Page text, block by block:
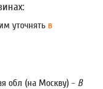
уточнять в
обл (на Москву) - В